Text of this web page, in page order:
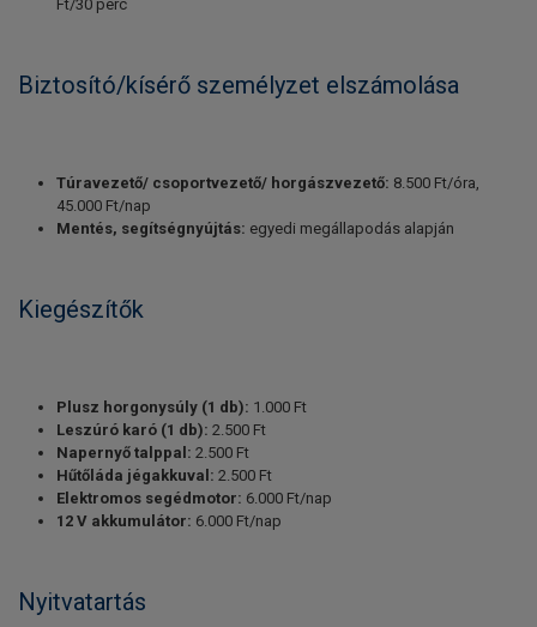
Ft/30 perc
Biztosító/kísérő személyzet elszámolása
Túravezető/ csoportvezető/ horgászvezető: 8.500 Ft/óra,
45.000 Ft/nap
Mentés, segítségnyújtás: egyedi megállapodás alapján
Kiegészítők
Plusz horgonysúly (1 db): 1.000 Ft
Leszúró karó (1 db): 2.500 Ft
Napernyő talppal: 2.500 Ft
Hűtőláda jégakkuval: 2.500 Ft
Elektromos segédmotor: 6.000 Ft/nap
12 V akkumulátor: 6.000 Ft/nap
Nyitvatartás